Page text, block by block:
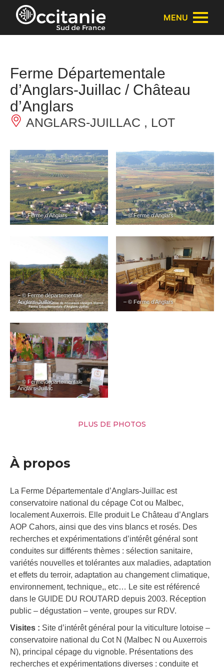
Panneau de gestion des cookies
MENU
Ferme Départementale
d’Anglars-Juillac / Château
d’Anglars
ANGLARS-JUILLAC , LOT
– © Ferme d’Anglars – © Ferme d’Anglars
– © Ferme départementale
Anglars-Juillac
– © Ferme d’Anglars
– © Ferme départementale
Anglars-Juillac
PLUS DE PHOTOS
À propos
La Ferme Départementale d’Anglars-Juillac est
conservatoire national du cépage Cot ou Malbec,
localement Auxerrois. Elle produit Le Château d’Anglars
AOP Cahors, ainsi que des vins blancs et rosés. Des
recherches et expérimentations d’intérêt général sont
conduites sur différents thèmes : sélection sanitaire,
variétés nouvelles et tolérantes aux maladies, adaptation
et effets du terroir, adaptation au changement climatique,
environnement, technique,, etc… Le site est référencé
dans le GUIDE DU ROUTARD depuis 2003. Réception
public – dégustation – vente, groupes sur RDV.
Visites : Site d’intérêt général pour la viticulture lotoise –
conservatoire national du Cot N (Malbec N ou Auxerrois
N), principal cépage du vignoble. Présentations des
recherches et expérimentations diverses : conduite et